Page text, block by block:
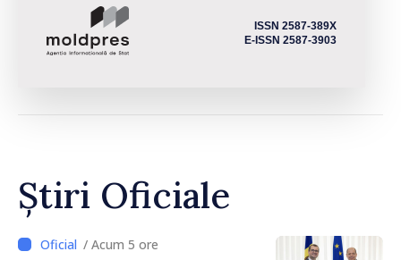
ISSN 2587-389X
E-ISSN 2587-3903
Știri Oficiale
/ Acum 5 ore